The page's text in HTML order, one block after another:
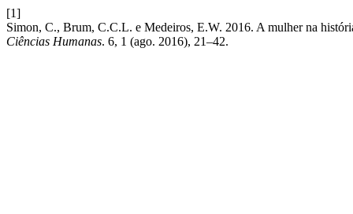
[1]
Simon, C., Brum, C.C.L. e Medeiros, E.W. 2016. A mulher na
Ciências Humanas. 6, 1 (ago. 2016), 21–42.